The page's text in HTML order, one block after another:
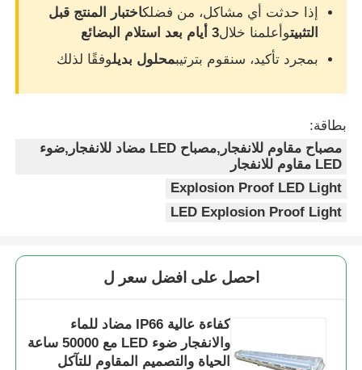
إذا حدثت أي مشاكل، من فضلكاختبار المنتج قبل
التثبيتوأعلمنا خلال3 أيام بعد استلام البضائع
بمجرد تأكيد، سنقوم بترتيبمحلول بديلوفقًا لذلك
بطاقة:
مصباح مقاوم للانفجار,مصباح LED مضاد للانفجار,ضوء
LED مقاوم للانفجار
Explosion Proof LED Light
LED Explosion Proof Light
احصل على افضل سعر ل
كفاءة عالية IP66 مضاد للماء
والانفجار ضوء LED مع 50000 ساعة
الحياة والتصميم المقاوم للتآكل